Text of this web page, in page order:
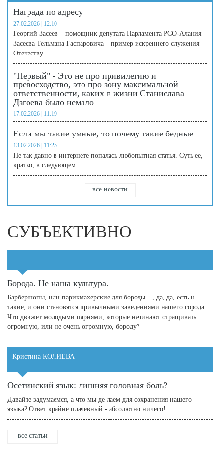
Награда по адресу
27.02.2026 | 12:10
Георгий Засеев – помощник депутата Парламента РСО-Алания
Засеева Тельмана Гаспаровича – пример искреннего служения
Отечеству.
"Первый" - Это не про привилегию и
превосходство, это про зону максимальной
ответственности, каких в жизни Станислава
Дзгоева было немало
17.02.2026 | 11:19
Если мы такие умные, то почему такие бедные
13.02.2026 | 11:25
Не так давно в интернете попалась любопытная статья. Суть ее,
кратко, в следующем.
все новости
СУБЪЕКТИВНО
Борода. Не наша культура.
Барбершопы, или парикмахерские для бороды…, да, да, есть и
такие, и они становятся привычными заведениями нашего города.
Что движет молодыми парнями, которые начинают отращивать
огромную, или не очень огромную, бороду?
Кристина КОЛИЕВА
Осетинский язык: лишняя головная боль?
Давайте задумаемся, а что мы де лаем для сохранения нашего
языка? Ответ крайне плачевный - абсолютно ничего!
все статьи